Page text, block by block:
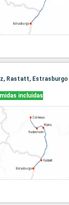
Rastatt, Estrasburgo
incluidas